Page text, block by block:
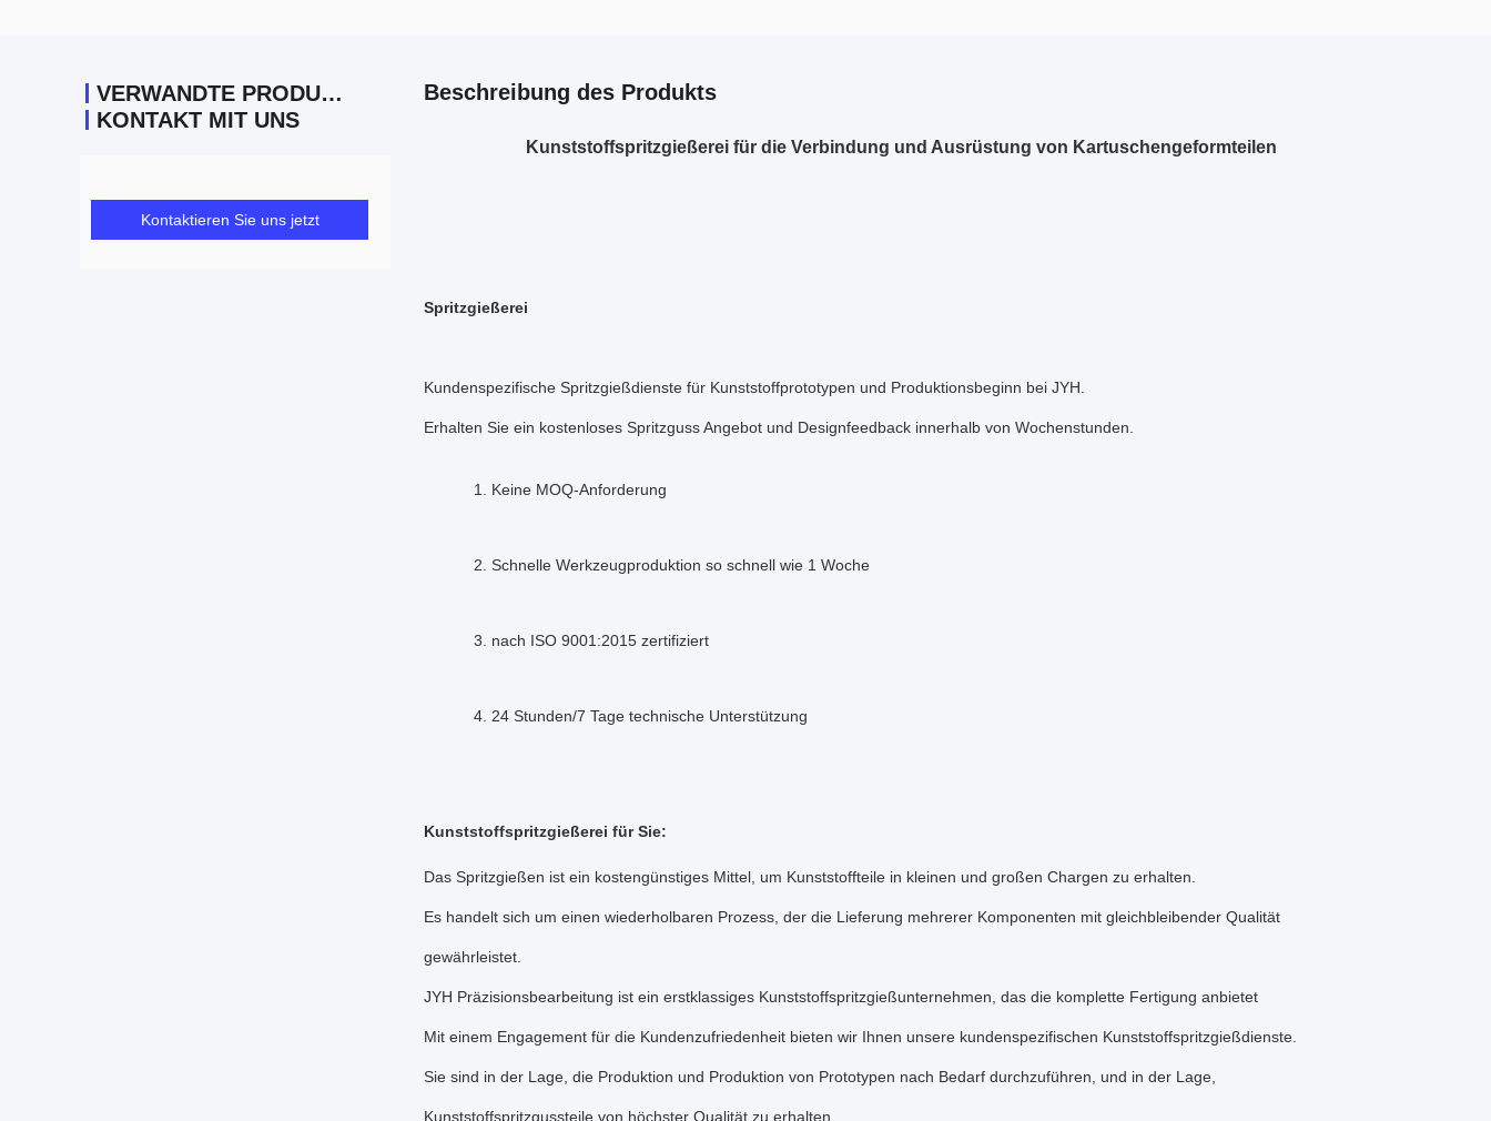
VERWANDTE PRODUKTE
KONTAKT MIT UNS
Kontaktieren Sie uns jetzt
Beschreibung des Produkts
Kunststoffspritzgießerei für die Verbindung und Ausrüstung von Kartuschengeformteilen
Spritzgießerei
Kundenspezifische Spritzgießdienste für Kunststoffprototypen und Produktionsbeginn bei JYH.
Erhalten Sie ein kostenloses Spritzguss Angebot und Designfeedback innerhalb von Wochenstunden.
1. Keine MOQ-Anforderung
2. Schnelle Werkzeugproduktion so schnell wie 1 Woche
3. nach ISO 9001:2015 zertifiziert
4. 24 Stunden/7 Tage technische Unterstützung
Kunststoffspritzgießerei für Sie:
Das Spritzgießen ist ein kostengünstiges Mittel, um Kunststoffteile in kleinen und großen Chargen zu erhalten.
Es handelt sich um einen wiederholbaren Prozess, der die Lieferung mehrerer Komponenten mit gleichbleibender Qualität
gewährleistet.
JYH Präzisionsbearbeitung ist ein erstklassiges Kunststoffspritzgießunternehmen, das die komplette Fertigung anbietet
Mit einem Engagement für die Kundenzufriedenheit bieten wir Ihnen unsere kundenspezifischen Kunststoffspritzgießdienste.
Sie sind in der Lage, die Produktion und Produktion von Prototypen nach Bedarf durchzuführen, und in der Lage,
Kunststoffspritzgussteile von höchster Qualität zu erhalten.